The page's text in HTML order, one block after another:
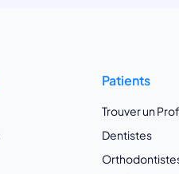
Patients
Trouver un
Dentistes